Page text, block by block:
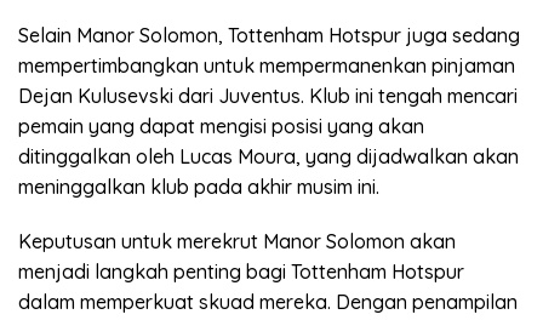
Selain Manor Solomon, Tottenham Hotspur juga sedang
mempertimbangkan untuk mempermanenkan pinjaman
Dejan Kulusevski dari Juventus. Klub ini tengah mencari
pemain yang dapat mengisi posisi yang akan
ditinggalkan oleh Lucas Moura, yang dijadwalkan akan
meninggalkan klub pada akhir musim ini.
Keputusan untuk merekrut Manor Solomon akan
menjadi langkah penting bagi Tottenham Hotspur
dalam memperkuat skuad mereka. Dengan penampilan